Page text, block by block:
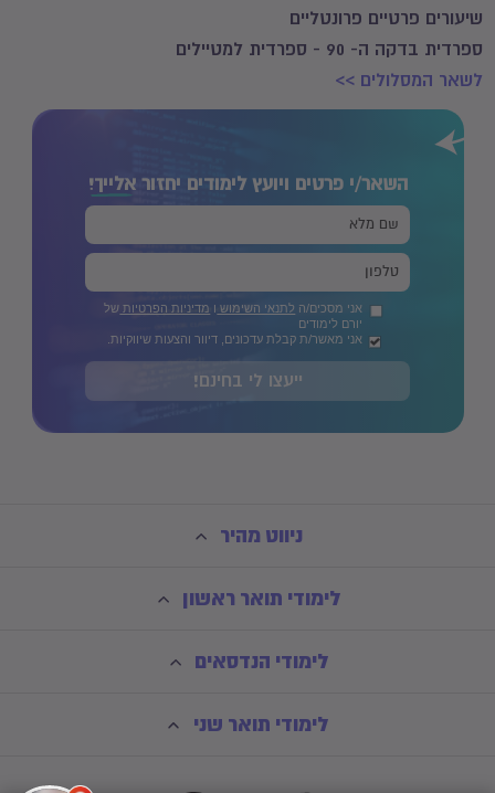
שיעורים פרטיים פרונטליים
ספרדית בדקה ה- 90 - ספרדית למטיילים
לשאר המסלולים >>
השאר/י פרטים ויועץ לימודים יחזוראלייך!
אני מסכים/ה לתנאי השימוש ו מדיניות הפרטיות של
יורם לימודים
אני מאשר/ת קבלת עדכונים, דיוור והצעות שיווקיות.
ייעצו לי בחינם!
ניווט מהיר
לימודי תואר ראשון
לימודי הנדסאים
לימודי תואר שני